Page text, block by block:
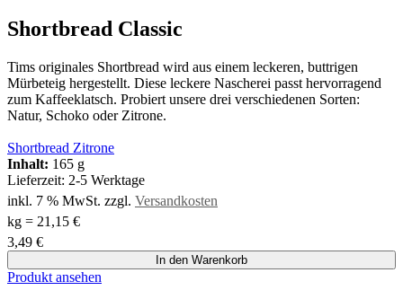
Shortbread Classic
Tims originales Shortbread wird aus einem leckeren, buttrigen
Mürbeteig hergestellt. Diese leckere Nascherei passt hervorragend
zum Kaffeeklatsch. Probiert unsere drei verschiedenen Sorten:
Natur, Schoko oder Zitrone.
Shortbread Zitrone
Inhalt: 165 g
Lieferzeit: 2-5 Werktage
inkl. 7 % MwSt. zzgl. Versandkosten
kg = 21,15 €
3,49 €
In den Warenkorb
Produkt ansehen